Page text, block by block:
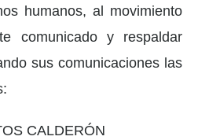
humanos, al movimiento
comunicado y respaldar
sus comunicaciones las
CALDERÓN